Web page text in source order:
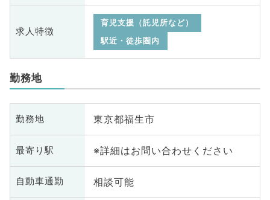
求人特徴
育児支援（託児所など）
駅近・徒歩圏内
勤務地
勤務地 東京都福生市
最寄り駅 ※詳細はお問い合わせください
自動車通勤 相談可能